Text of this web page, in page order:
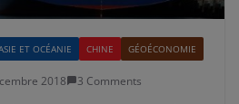
ET OCÉANIE CHINE GÉOÉCONOMIE
2018 3 Comments